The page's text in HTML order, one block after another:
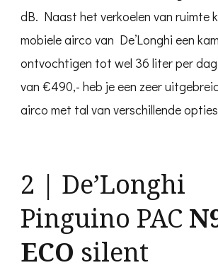
dB. Naast het verkoelen van ruimte
mobiele airco van De’Longhi een
ontvochtigen tot wel 36 liter per
van €490,- heb je een zeer
airco met tal van verschillende
2 | De’Longhi
Pinguino PAC
ECO silent